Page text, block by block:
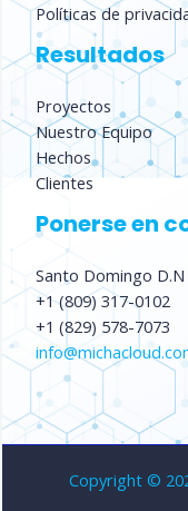
Políticas de
Resultados
Proyectos
Nuestro Equipo
Hechos
Clientes
Ponerse en
Santo Domingo D.N
+1 (809) 317-0102
+1 (829) 578-7073
Copyright ©